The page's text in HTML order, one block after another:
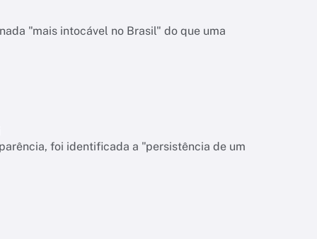
"mais intocável no Brasil" do que uma
foi identificada a "persistência de um